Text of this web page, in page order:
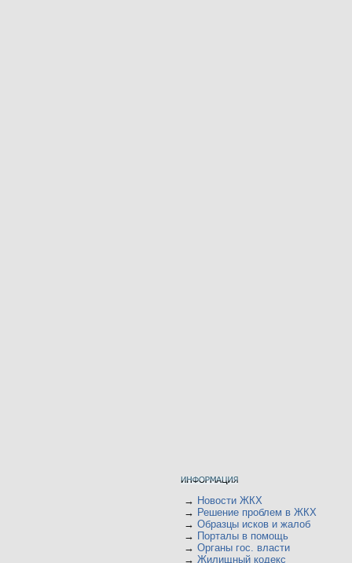
→ Новости ЖКХ
→ Решение проблем в ЖКХ
→ Образцы исков и жалоб
→ Порталы в помощь
→ Органы гос. власти
→ Жилищный кодекс